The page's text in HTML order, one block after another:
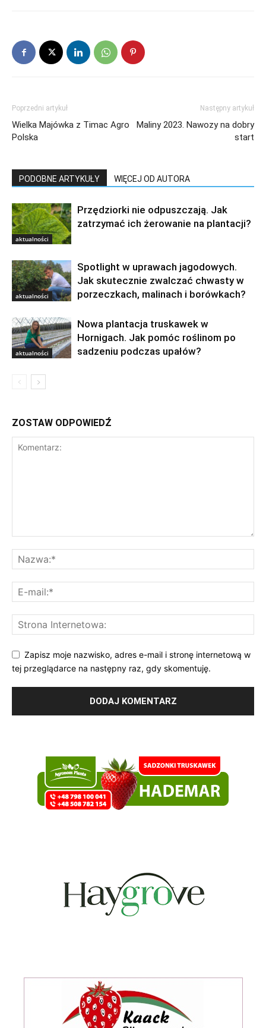
Poprzedni artykuł
Wielka Majówka z Timac Agro
Polska
Następny artykuł
Maliny 2023. Nawozy na dobry
start
PODOBNE ARTYKUŁY WIĘCEJ OD AUTORA
aktualności
Przędziorki nie odpuszczają. Jak
zatrzymać ich żerowanie na plantacji?
aktualności
Spotlight w uprawach jagodowych.
Jak skutecznie zwalczać chwasty w
porzeczkach, malinach i borówkach?
aktualności
Nowa plantacja truskawek w
Hornigach. Jak pomóc roślinom po
sadzeniu podczas upałów?
ZOSTAW ODPOWIEDŹ
Zapisz moje nazwisko, adres e-mail i stronę internetową w
tej przeglądarce na następny raz, gdy skomentuję.